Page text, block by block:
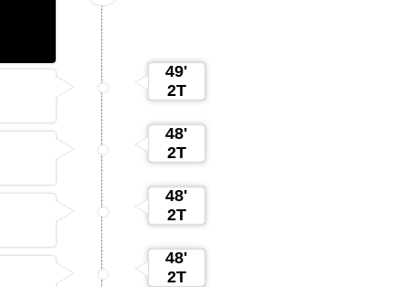
49'
2T
48'
2T
48'
2T
48'
2T